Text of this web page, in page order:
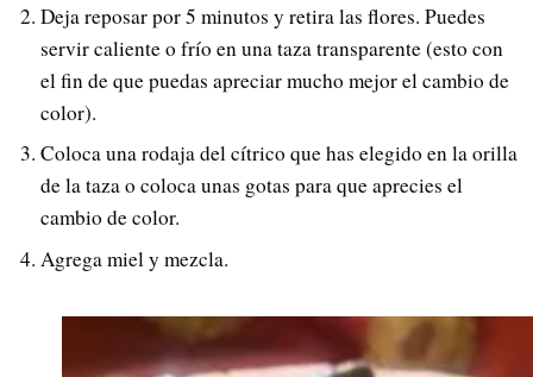
Deja reposar por 5 minutos y retira las flores. Puedes
servir caliente o frío en una taza transparente (esto con
el fin de que puedas apreciar mucho mejor el cambio de
color).
Coloca una rodaja del cítrico que has elegido en la orilla
de la taza o coloca unas gotas para que aprecies el
cambio de color.
Agrega miel y mezcla.